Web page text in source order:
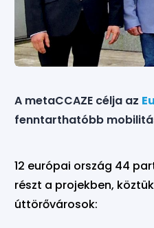
A metaCCAZE célja az
fenntarthatóbb
12 európai ország 44
részt a projekben,
úttörővárosok: